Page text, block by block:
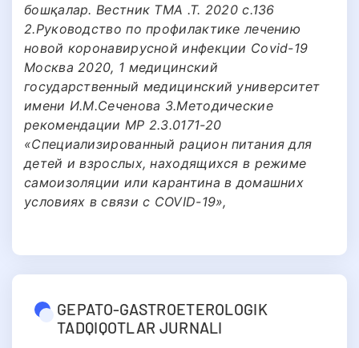
бошқалар. Вестник ТМА .Т. 2020 с.136
2.Руководство по профилактике лечению
новой коронавирусной инфекции Covid-19
Москва 2020, 1 медицинский
государственный медицинский университет
имени И.М.Сеченова 3.Методические
рекомендации МР 2.3.0171-20
«Специализированный рацион питания для
детей и взрослых, находящихся в режиме
самоизоляции или карантина в домашних
условиях в связи с COVID-19»,
GEPATO-GASTROETEROLOGIK
TADQIQOTLAR JURNALI